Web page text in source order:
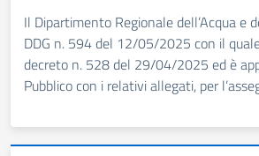
Il Dipartimento Regionale dell’Acqua e
DDG n. 594 del 12/05/2025 con il
decreto n. 528 del 29/04/2025 ed è
Pubblico con i relativi allegati, per